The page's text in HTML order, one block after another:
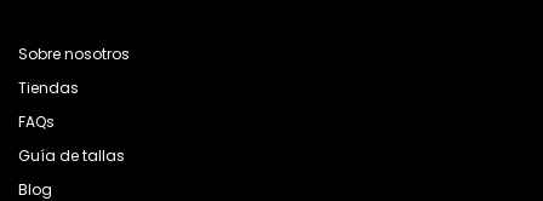
Sobre nosotros
Tiendas
FAQs
Guía de tallas
Blog